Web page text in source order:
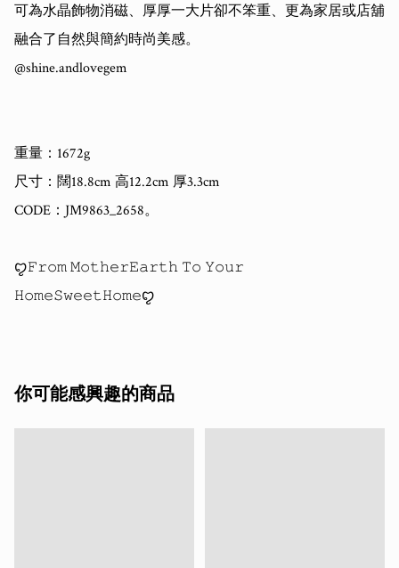
可為水晶飾物消磁、厚厚一大片卻不笨重、更為家居或店舖
融合了自然與簡約時尚美感。
@shine.andlovegem
重量：1672g
尺寸：闊18.8cm 高12.2cm 厚3.3cm
CODE：JM9863_2658。
ꨄ𝙵𝚛𝚘𝚖 𝙼𝚘𝚝𝚑𝚎𝚛𝙴𝚊𝚛𝚝𝚑 𝚃𝚘 𝚈𝚘𝚞𝚛
你可能感興趣的商品